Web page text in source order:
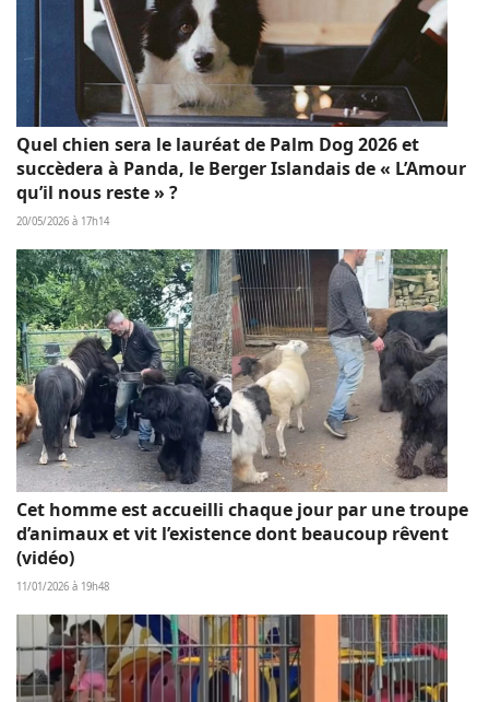
Quel chien sera le lauréat de Palm Dog 2026 et
succèdera à Panda, le Berger Islandais de « L’Amour
qu’il nous reste » ?
20/05/2026 à 17h14
Cet homme est accueilli chaque jour par une troupe
d’animaux et vit l’existence dont beaucoup rêvent
(vidéo)
11/01/2026 à 19h48